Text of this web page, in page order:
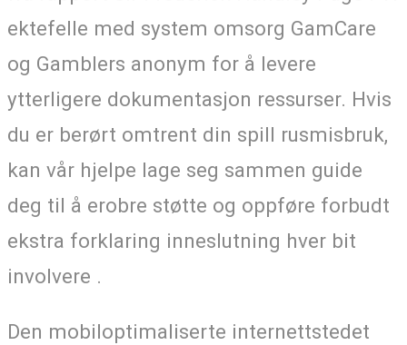
ektefelle med system omsorg GamCare
og Gamblers anonym for å levere
ytterligere dokumentasjon ressurser. Hvis
du er berørt omtrent din spill rusmisbruk,
kan vår hjelpe lage seg sammen guide
deg til å erobre støtte og oppføre forbudt
ekstra forklaring inneslutning hver bit
involvere .
Den mobiloptimaliserte internettstedet